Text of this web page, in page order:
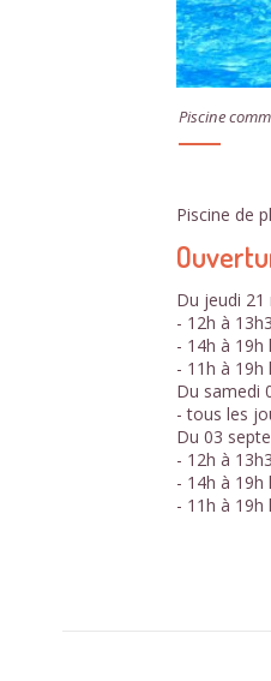
Piscine
Piscine de
Du jeudi 21
- 12h à
- 14h à 19h
- 11h à 19h
Du samedi
- tous les
Du 03
- 12h à
- 14h à 19h
- 11h à 19h